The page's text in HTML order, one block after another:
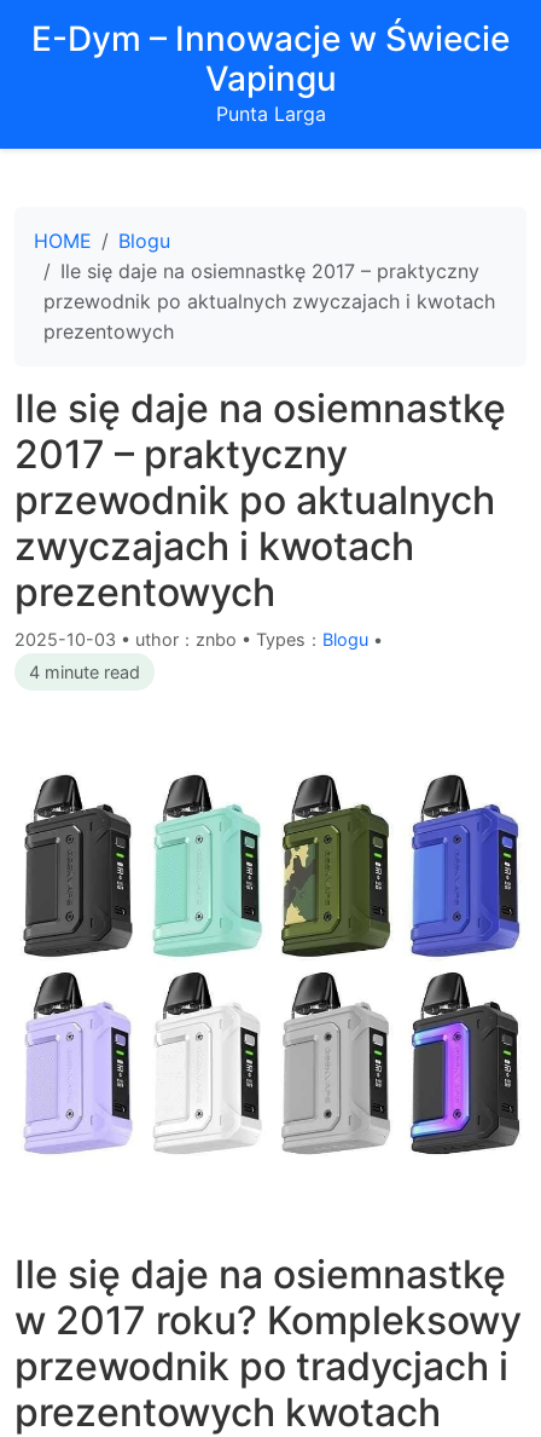
E-Dym – Innowacje w Świecie
Vapingu
Punta Larga
HOME
Blogu
Ile się daje na osiemnastkę 2017 – praktyczny
przewodnik po aktualnych zwyczajach i kwotach
prezentowych
Ile się daje na osiemnastkę
2017 – praktyczny
przewodnik po aktualnych
zwyczajach i kwotach
prezentowych
2025-10-03 • uthor：znbo • Types： Blogu •
4 minute read
Ile się daje na osiemnastkę
w 2017 roku? Kompleksowy
przewodnik po tradycjach i
prezentowych kwotach